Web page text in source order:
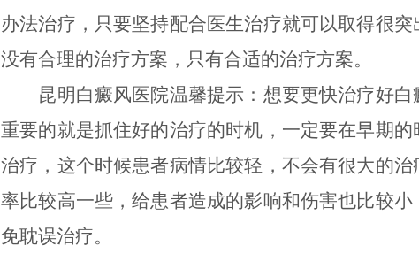
办法治疗，只要坚持配合医生治疗就可以取得很突
没有合理的治疗方案，只有合适的治疗方案。
昆明白癜风医院温馨提示：想要更快治疗好白
重要的就是抓住好的治疗的时机，一定要在早期的
治疗，这个时候患者病情比较轻，不会有很大的
率比较高一些，给患者造成的影响和伤害也比较小
免耽误治疗。